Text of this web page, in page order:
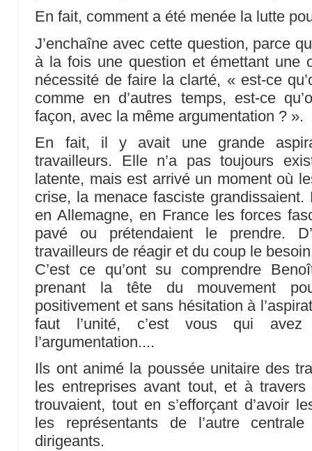
En fait, comment a été menée la lutte
J’enchaîne avec cette question, parce
à la fois une question et émettant une
nécessité de faire la clarté, « est-ce
comme en d’autres temps, est-ce
façon, avec la même argumentation ? ».
En fait, il y avait une grande
travailleurs. Elle n’a pas toujours
latente, mais est arrivé un moment où
crise, la menace fasciste
en Allemagne, en France les forces
pavé ou prétendaient le prendre.
travailleurs de réagir et du coup le besoin
C’est ce qu’ont su comprendre
prenant la tête du mouvement
positivement et sans hésitation à
faut l’unité, c’est vous qui
l’argumentation....
Ils ont animé la poussée unitaire des
les entreprises avant tout, et à
trouvaient, tout en s’efforçant d’avoir
les représentants de l’autre
dirigeants.